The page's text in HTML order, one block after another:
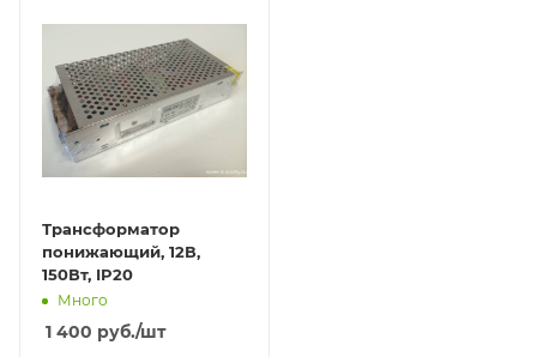
Трансформатор
понижающий, 12В,
150Вт, IP20
Много
1 400 руб./шт